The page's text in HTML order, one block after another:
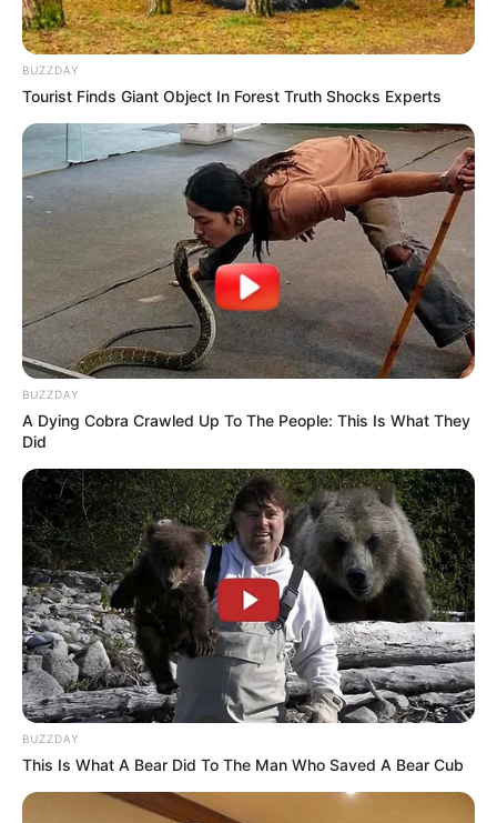
BUZZDAY
Tourist Finds Giant Object In Forest Truth Shocks Experts
BUZZDAY
A Dying Cobra Crawled Up To The People: This Is What They
Did
BUZZDAY
This Is What A Bear Did To The Man Who Saved A Bear Cub